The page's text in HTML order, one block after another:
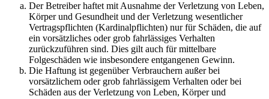
Der Betreiber haftet mit Ausnahme der Verletzung von Leben,
Körper und Gesundheit und der Verletzung wesentlicher
Vertragspflichten (Kardinalpflichten) nur für Schäden, die auf
ein vorsätzliches oder grob fahrlässiges Verhalten
zurückzuführen sind. Dies gilt auch für mittelbare
Folgeschäden wie insbesondere entgangenen Gewinn.
Die Haftung ist gegenüber Verbrauchern außer bei
vorsätzlichem oder grob fahrlässigem Verhalten oder bei
Schäden aus der Verletzung von Leben, Körper und